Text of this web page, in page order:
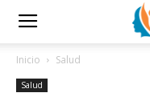
Inicio Salud
Salud